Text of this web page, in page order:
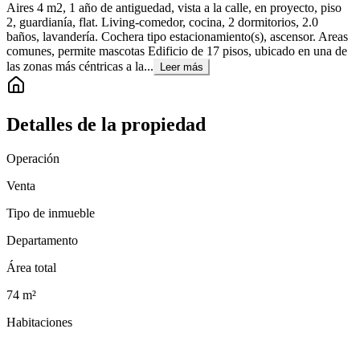
Aires 4 m2, 1 año de antiguedad, vista a la calle, en proyecto, piso
2, guardianía, flat. Living-comedor, cocina, 2 dormitorios, 2.0
baños, lavandería. Cochera tipo estacionamiento(s), ascensor. Areas
comunes, permite mascotas Edificio de 17 pisos, ubicado en una de
las zonas más céntricas a la...
Leer más
Detalles de la propiedad
Operación
Venta
Tipo de inmueble
Departamento
Área total
74 m²
Habitaciones